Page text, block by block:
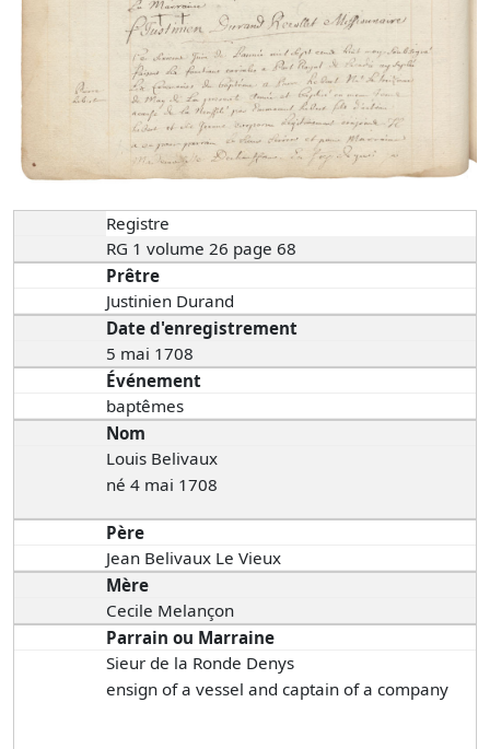
Registre
RG 1 volume 26 page 68
Prêtre
Justinien Durand
Date d'enregistrement
5 mai 1708
Événement
baptêmes
Nom
Louis Belivaux
né 4 mai 1708
Père
Jean Belivaux Le Vieux
Mère
Cecile Melançon
Parrain ou Marraine
Sieur de la Ronde Denys
ensign of a vessel and captain of a company